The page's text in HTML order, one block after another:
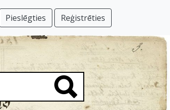
Pieslēgties Reģistrēties